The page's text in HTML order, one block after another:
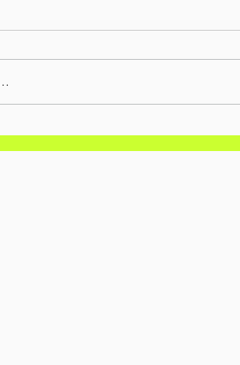
東京】8月8日
【参加者